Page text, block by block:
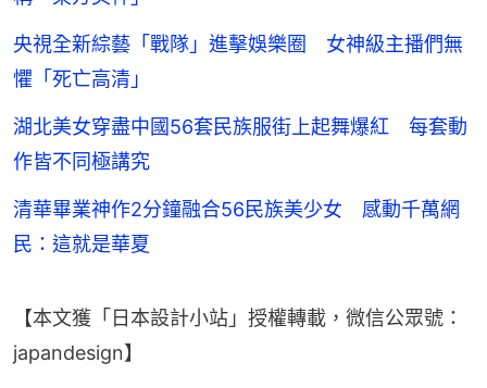
央視全新綜藝「戰隊」進擊娛樂圈 女神級主播們無
懼「死亡高清」
湖北美女穿盡中國56套民族服街上起舞爆紅 每套動
作皆不同極講究
清華畢業神作2分鐘融合56民族美少女 感動千萬網
民：這就是華夏
【本文獲「日本設計小站」授權轉載，微信公眾號：
japandesign】